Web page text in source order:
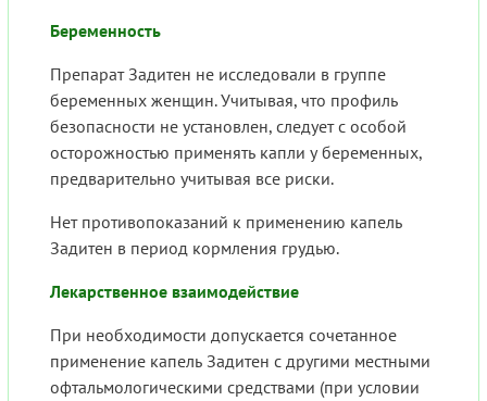
Беременность
Препарат Задитен не исследовали в группе
беременных женщин. Учитывая, что профиль
безопасности не установлен, следует с особой
осторожностью применять капли у беременных,
предварительно учитывая все риски.
Нет противопоказаний к применению капель
Задитен в период кормления грудью.
Лекарственное взаимодействие
При необходимости допускается сочетанное
применение капель Задитен с другими местными
офтальмологическими средствами (при условии